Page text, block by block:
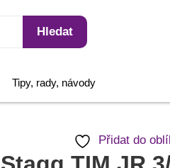
Hledat
Tipy, rady, návody
Přidat do